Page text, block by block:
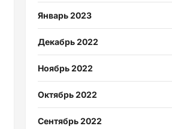
Январь 2023
Декабрь 2022
Ноябрь 2022
Октябрь 2022
Сентябрь 2022